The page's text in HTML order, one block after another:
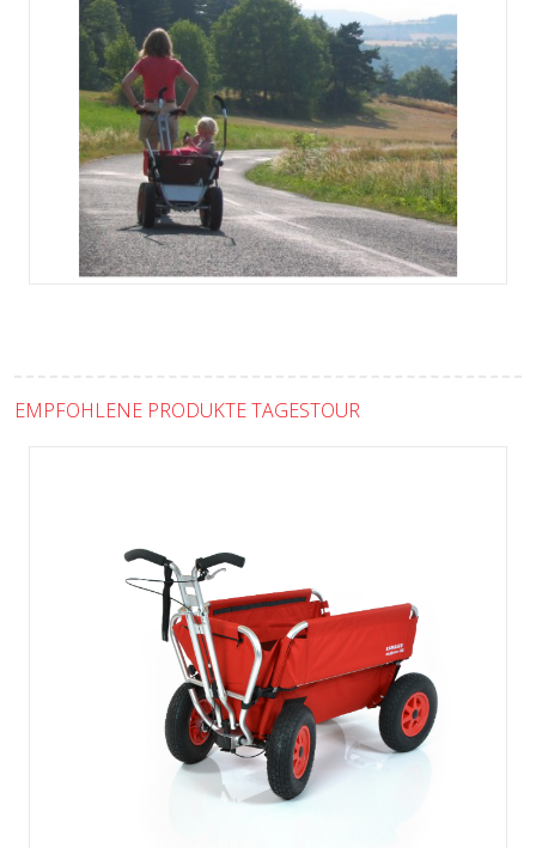
EMPFOHLENE PRODUKTE TAGESTOUR